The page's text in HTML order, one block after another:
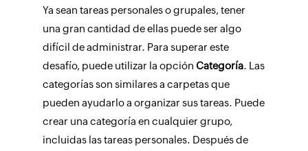
Ya sean tareas personales o grupales, tener
una gran cantidad de ellas puede ser algo
difícil de administrar. Para superar este
desafío, puede utilizar la opciónCategoría. Las
categorías son similares a carpetas que
pueden ayudarlo a organizar sus tareas. Puede
crear una categoría en cualquier grupo,
incluidas las tareas personales. Después de